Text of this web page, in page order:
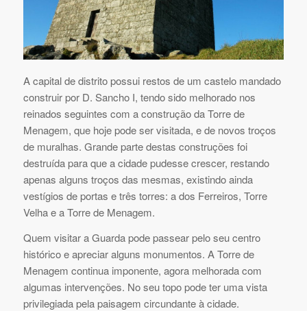
A capital de distrito possui restos de um castelo mandado
construir por D. Sancho I, tendo sido melhorado nos
reinados seguintes com a construção da Torre de
Menagem, que hoje pode ser visitada, e de novos troços
de muralhas. Grande parte destas construções foi
destruída para que a cidade pudesse crescer, restando
apenas alguns troços das mesmas, existindo ainda
vestígios de portas e três torres: a dos Ferreiros, Torre
Velha e a Torre de Menagem.
Quem visitar a Guarda pode passear pelo seu centro
histórico e apreciar alguns monumentos. A Torre de
Menagem continua imponente, agora melhorada com
algumas intervenções. No seu topo pode ter uma vista
privilegiada pela paisagem circundante à cidade.